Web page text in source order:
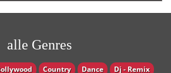
alle Genres
Country Dance Dj - Remix